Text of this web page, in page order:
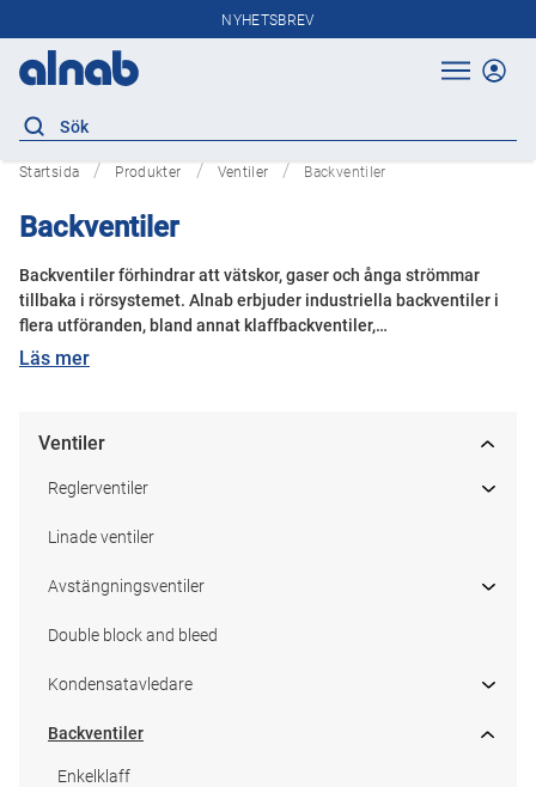
NYHETSBREV
Startsida Produkter Ventiler Backventiler
Backventiler
Backventiler förhindrar att vätskor, gaser och ånga strömmar
tillbaka i rörsystemet. Alnab erbjuder industriella backventiler i
flera utföranden, bland annat klaffbackventiler,
dubbelklaffbackventiler, discobackventiler, kulbackventiler och
svetsade utföranden för krävande processer.
Läs mer
Ventiler
Reglerventiler
Linade ventiler
Avstängningsventiler
Double block and bleed
Kondensatavledare
Backventiler
Enkelklaff